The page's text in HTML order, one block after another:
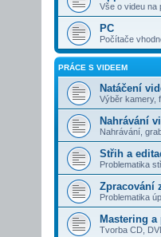
Vše o videu na
PC
Počítače
PRÁCE S VIDEEM
Natáčení
Výběr kamery,
Nahrávání
Nahrávání,
Střih a
Problematika
Zpracování
Problematika
Mastering
Tvorba CD,